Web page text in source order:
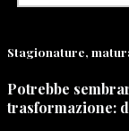
Stagionature,
Potrebbe
trasformazione: